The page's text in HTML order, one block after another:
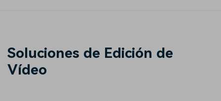
Soluciones de Edición de
Vídeo